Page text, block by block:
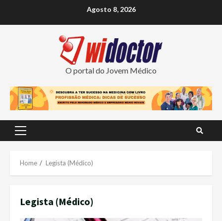
Agosto 8, 2026
O portal do Jovem Médico
Primary
Home Legista (Médico)
Legista (Médico)